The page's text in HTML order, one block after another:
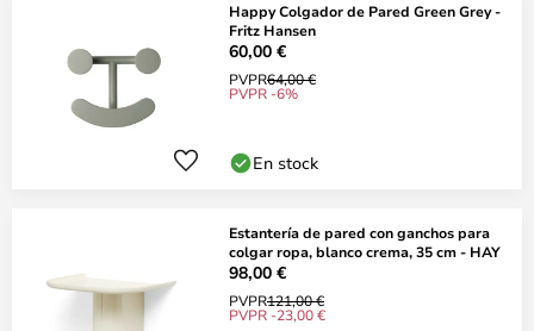
Happy Colgador de Pared Green Grey -
Fritz Hansen
60,00 €
PVPR64,00 €
PVPR -6%
En stock
Estantería de pared con ganchos para
colgar ropa, blanco crema, 35 cm - HAY
98,00 €
PVPR121,00 €
PVPR -23,00 €